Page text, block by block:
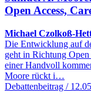
Open Access,
Michael Czolkoß-
Die Entwicklung auf
geht in Richtung
einer Handvoll
Moore rückt i…
Debattenbeitrag /